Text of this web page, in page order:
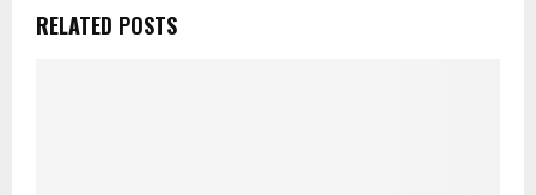
RELATED POSTS